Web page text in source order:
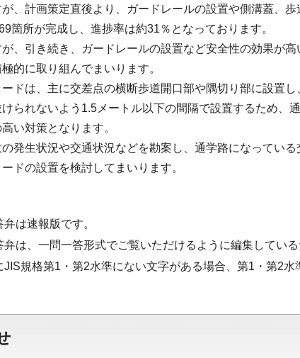
、計画策定直後より、ガードレールの設置や側溝蓋、
箇所が完成し、進捗率は約31％となっております。
、引き続き、ガードレールの設置など安全性の効果が
的に取り組んでまいります。
ドは、主に交差点の横断歩道開口部や隅切り部に設置
られないよう1.5メートル以下の間隔で設置するため、
い対策となります。
発生状況や交通状況などを勘案し、通学路になってい
ドの設置を検討してまいります。
弁は速報版です。
弁は、一問一答形式でご覧いただけるように編集してい
JIS規格第1・第2水準にない文字がある場合、第1・第2水